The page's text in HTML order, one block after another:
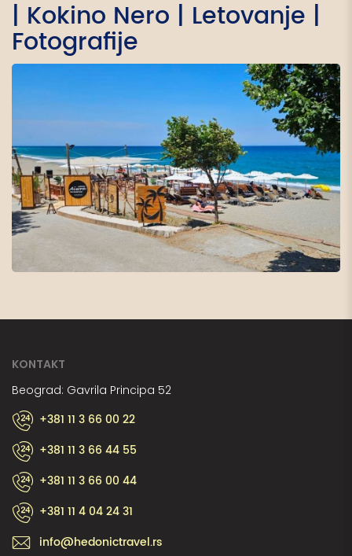
| Kokino Nero | Letovanje |
Fotografije
KONTAKT
Beograd: Gavrila Principa 52
+381 11 3 66 00 22
+381 11 3 66 44 55
+381 11 3 66 00 44
+381 11 4 04 24 31
info@hedonictravel.rs